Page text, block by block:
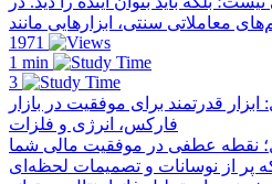
1971
1 min
3
ابزار قدرتمند برای موفقیت در بازار
فارکس، انرژی و فلزات
نقطه عطفی در موفقیت مالی شما
پر از نوسانات و تصمیمات لحظه‌ای